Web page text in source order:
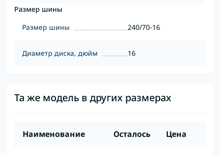
Размер шины
Размер шины
240/70-16
Диаметр диска, дюйм 16
Та же модель в других размерах
Наименование Осталось Цена